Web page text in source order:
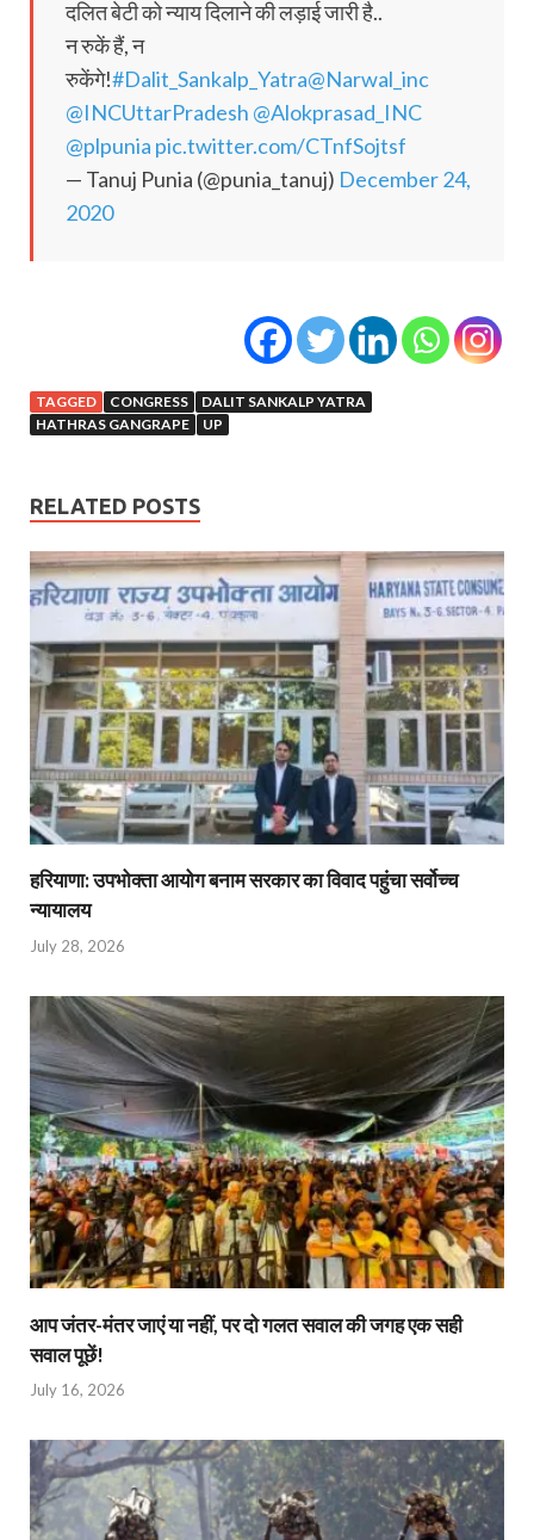
दलित बेटी को न्याय दिलाने की लड़ाई जारी है..
न रुकें हैं, न
रुकेंगे!#Dalit_Sankalp_Yatra@Narwal_inc
@INCUttarPradesh @Alokprasad_INC
@plpunia pic.twitter.com/CTnfSojtsf
— Tanuj Punia (@punia_tanuj) December 24,
2020
TAGGED CONGRESS
DALIT SANKALP YATRA
HATHRAS GANGRAPE
UP
RELATED POSTS
हरियाणा: उपभोक्ता आयोग बनाम सरकार का विवाद पहुंचा सर्वोच्च
न्यायालय
July 28, 2026
आप जंतर-मंतर जाएं या नहीं, पर दो गलत सवाल की जगह एक सही
सवाल पूछें!
July 16, 2026